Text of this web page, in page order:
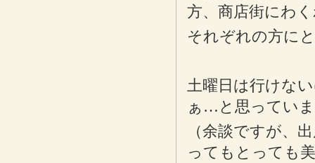
方、商店街にわ
それぞれの方に
土曜日は行けな
ぁ…と思ってい
（余談ですが、
ってもとっても